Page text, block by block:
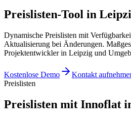
Preislisten-Tool in
Dynamische Preislisten mit
Aktualisierung bei Änderungen.
Projektentwickler in Leipzig und
Kostenlose Demo
Kontakt
Preislisten
Preislisten mit Innoflat